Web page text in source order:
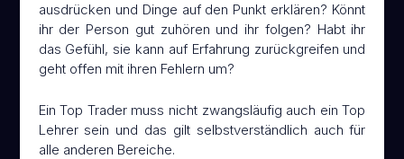
ausdrücken und Dinge auf den Punkt erklären? Könnt
ihr der Person gut zuhören und ihr folgen? Habt ihr
das Gefühl, sie kann auf Erfahrung zurückgreifen und
geht offen mit ihren Fehlern um?
Ein Top Trader muss nicht zwangsläufig auch ein Top
Lehrer sein und das gilt selbstverständlich auch für
alle anderen Bereiche.